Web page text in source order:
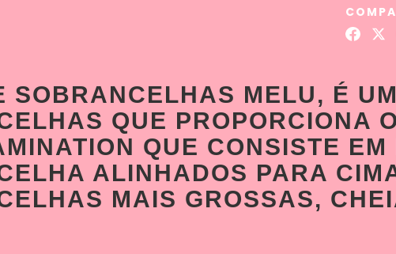
SOBRANCELHAS MELU, É
QUE PROPORCIONA
QUE CONSISTE
ALINHADOS PARA
MAIS GROSSAS,